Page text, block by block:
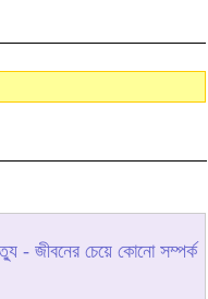
- জীবনের চেয়ে কোনো সম্পর্ক